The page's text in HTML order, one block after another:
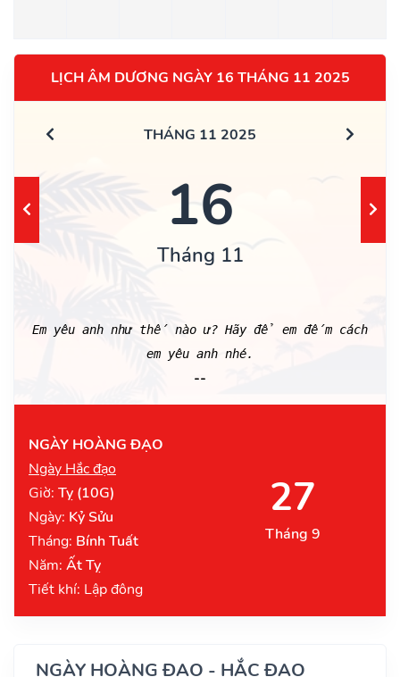
LỊCH ÂM DƯƠNG NGÀY 16 THÁNG 11 2025
THÁNG 11 2025
16
Tháng 11
Em yêu anh như thế nào ư? Hãy để em đếm cách
em yêu anh nhé.
--
NGÀY HOÀNG ĐẠO
Ngày Hắc đạo
Giờ: Tỵ (10G)
Ngày: Kỷ Sửu
Tháng: Bính Tuất
Năm: Ất Tỵ
Tiết khí: Lập đông
27
Tháng 9
NGÀY HOÀNG ĐẠO - HẮC ĐẠO